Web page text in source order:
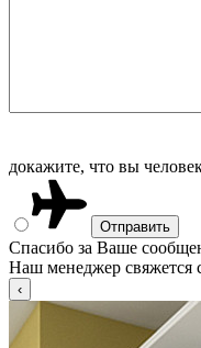
докажите, что вы
Спасибо за Ваше
Наш менеджер свяжется